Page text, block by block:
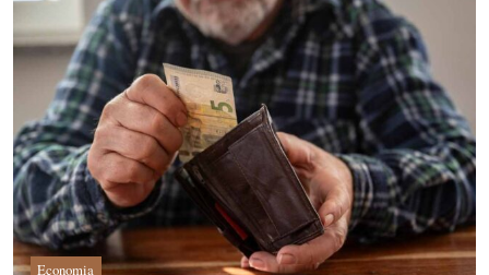
Economia